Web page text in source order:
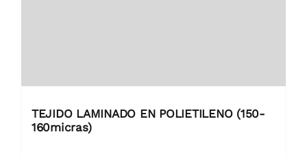
TEJIDO LAMINADO EN POLIETILENO (150-
160micras)